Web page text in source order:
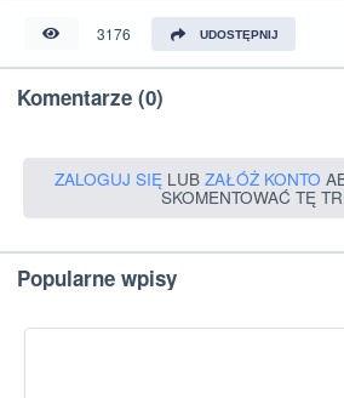
3176 UDOSTĘPNIJ
Komentarze (0)
ZALOGUJ SIĘ LUB ZAŁÓŻ KONTO
SKOMENTOWAĆ TĘ
Popularne wpisy